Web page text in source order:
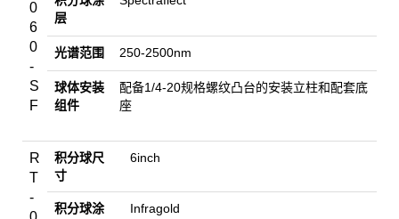
0
6
0
-
S
F
层
光谱范围 250-2500nm
球体安装
组件
配备1/4-20规格螺纹凸台的安装立柱和配套底
座
R
T
-
积分球尺
寸
6inch
积分球涂
Infragold